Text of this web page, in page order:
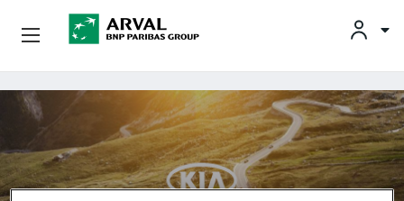
Skip to main content
Yksityisleasing
Arval Yrityksenä